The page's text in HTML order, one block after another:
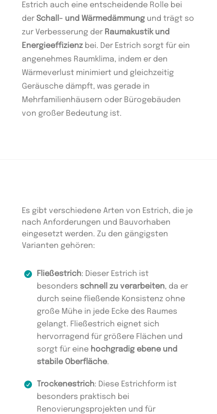
Estrich auch eine entscheidende Rolle bei
der Schall- und Wärmedämmungund trägt so
zur Verbesserung der Raumakustik und
Energieeffizienzbei. Der Estrich sorgt für ein
angenehmes Raumklima, indem er den
Wärmeverlust minimiert und gleichzeitig
Geräusche dämpft, was gerade in
Mehrfamilienhäusern oder Bürogebäuden
von großer Bedeutung ist.
Es gibt verschiedene Arten von Estrich, die je
nach Anforderungen und Bauvorhaben
eingesetzt werden. Zu den gängigsten
Varianten gehören:
Fließestrich: Dieser Estrich ist
besonders schnell zu verarbeiten, da er
durch seine fließende Konsistenz ohne
große Mühe in jede Ecke des Raumes
gelangt. Fließestrich eignet sich
hervorragend für größere Flächen und
sorgt für eine hochgradig ebene und
stabile Oberfläche.
Trockenestrich: Diese Estrichform ist
besonders praktisch bei
Renovierungsprojekten und für